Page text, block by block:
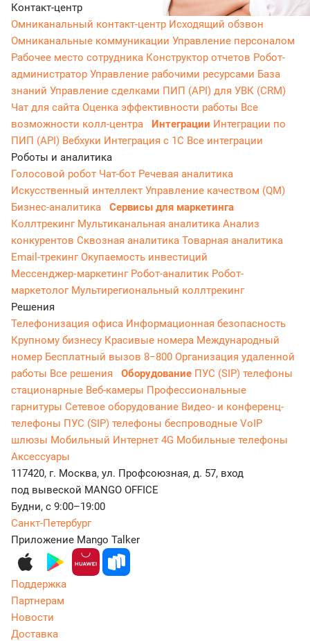
Контакт-центр
Омниканальный контакт-центр Исходящий обзвон
Омниканальные коммуникации Управление персоналом
Рабочее место сотрудника Конструктор отчетов Робот-
администратор Управление рабочими ресурсами База
знаний Управление сделками ПИП (API) для УВК (CRM)
Чат для сайта Оценка эффективности работы Все
возможности колл-центра
Интеграции Интеграции по
ПИП (API) Вебхуки Интеграция с 1С Все интеграции
Роботы и аналитика
Голосовой робот Чат-бот Речевая аналитика
Искусственный интеллект Управление качеством (QM)
Бизнес-аналитика
Сервисы для маркетинга
Коллтрекинг Мультиканальная аналитика Анализ
конкурентов Сквозная аналитика Товарная аналитика
Email-трекингОкупаемость инвестиций
Мессенджер‑маркетинг Робот-аналитик Робот-
маркетолог Мультирегиональный коллтрекинг
Решения
Телефонизация офиса Информационная безопасность
Крупному бизнесу Красивые номера Международный
номер Бесплатный вызов 8−800 Организация удаленной
работы Все решения Оборудование ПУС (SIP) телефоны
стационарные Веб-камеры Профессиональные
гарнитуры Сетевое оборудование Видео- и конференц-
телефоны ПУС (SIP) телефоны беспроводные VoIP
шлюзы Мобильный Интернет 4G Мобильные телефоны
Аксессуары
117420, г. Москва, ул. Профсоюзная, д. 57, вход
под вывеской MANGO OFFICE
Будни, с 9:00–19:00
Санкт-Петербург
Приложение Mango Talker
Поддержка
Партнерам
Новости
Доставка